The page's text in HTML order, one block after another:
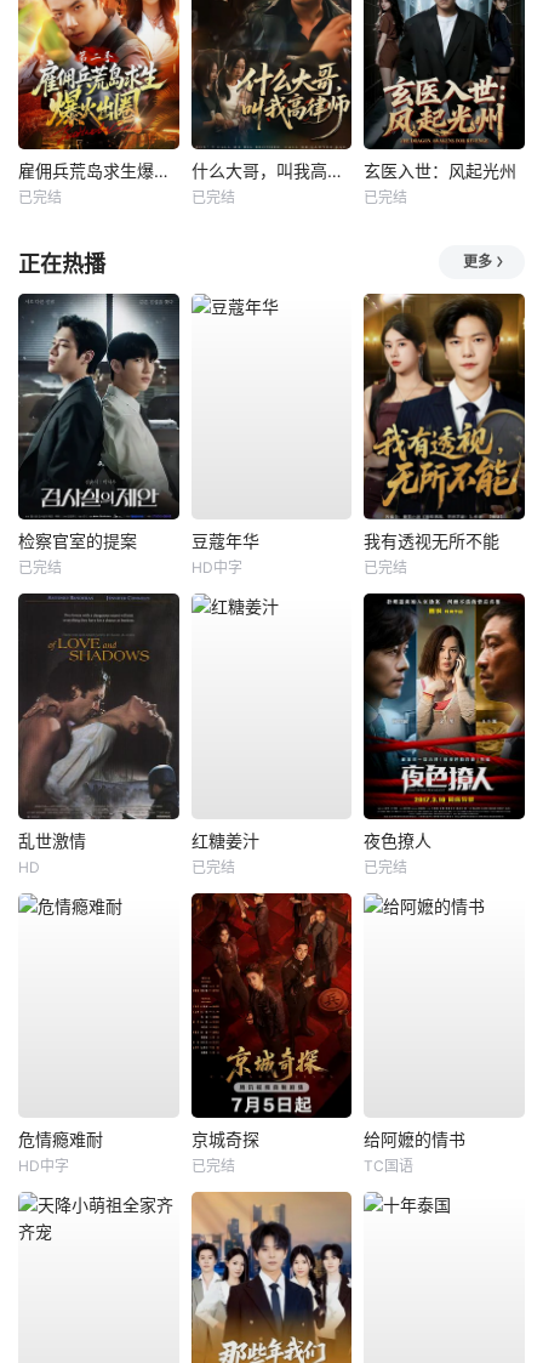
雇佣兵荒岛求生爆火出圈第二季
已完结
什么大哥，叫我高律师
已完结
玄医入世：风起光州
已完结
正在热播 更多
检察官室的提案
已完结
豆蔻年华
HD中字
我有透视无所不能
已完结
乱世激情
HD
红糖姜汁
已完结
夜色撩人
已完结
危情瘾难耐
HD中字
京城奇探
已完结
给阿嬷的情书
TC国语